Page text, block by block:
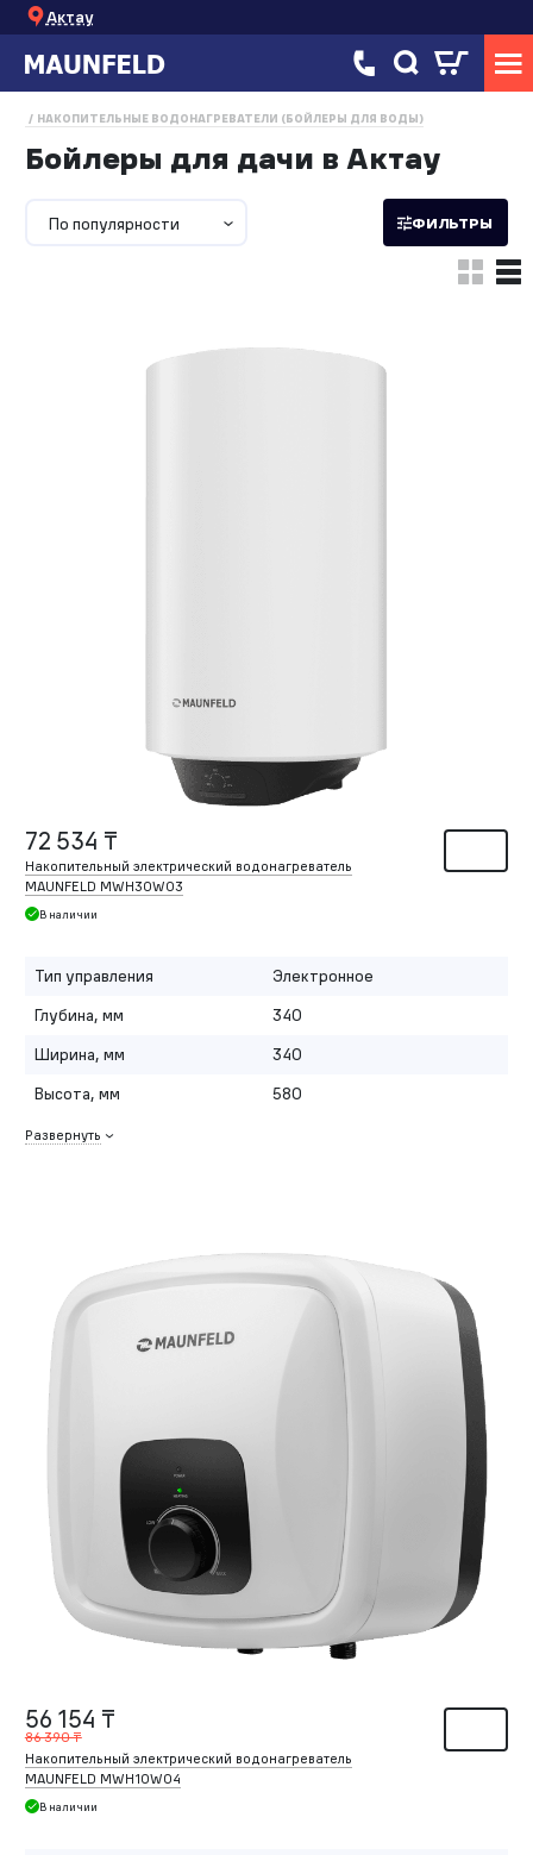
Актау
НАКОПИТЕЛЬНЫЕ ВОДОНАГРЕВАТЕЛИ (БОЙЛЕРЫ ДЛЯ ВОДЫ)
Бойлеры для дачи в Актау
По популярности ФИЛЬТРЫ
72 534 ₸
Накопительный электрический водонагреватель
MAUNFELD MWH30W03
В наличии
Тип управления
Электронное
Глубина, мм
340
Ширина, мм
340
Высота, мм
580
Развернуть
56 154 ₸
86 390 ₸
Накопительный электрический водонагреватель
MAUNFELD MWH10W04
В наличии